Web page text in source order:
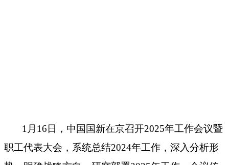
1月16日，中国国新在京召开2025年工作会议暨
职工代表大会，系统总结2024年工作，深入分析形